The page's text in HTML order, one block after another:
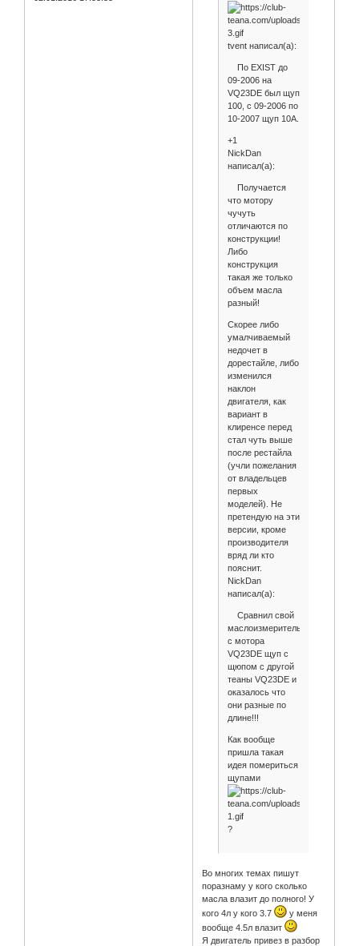
tvent написал(а):
По EXIST до
09-2006 на
VQ23DE был щуп
100, с 09-2006 по
10-2007 щуп 10А.
+1
NickDan
написал(а):
Получается
что мотору
чучуть
отличаются по
конструкции!
Либо
конструкция
такая же только
объем масла
разный!
Скорее либо
умалчиваемый
недочет в
дорестайле, либо
изменился
наклон
двигателя, как
вариант в
клиренсе перед
стал чуть выше
после рестайла
(учли пожелания
от владельцев
первых
моделей). Не
претендую на эти
версии, кроме
производителя
вряд ли кто
пояснит.
NickDan
написал(а):
Сравнил свой
маслоизмерительный
с мотора
VQ23DE щуп с
щюпом с другой
теаны VQ23DE и
оказалось что
они разные по
длине!!!
Как вообще
пришла такая
идея помериться
щупами
?
Во многих темах пишут
поразнаму у кого сколько
масла влазит до полного! У
кого 4л у кого 3.7
у меня
вообще 4.5л влазит
Я двигатель привез в разбор